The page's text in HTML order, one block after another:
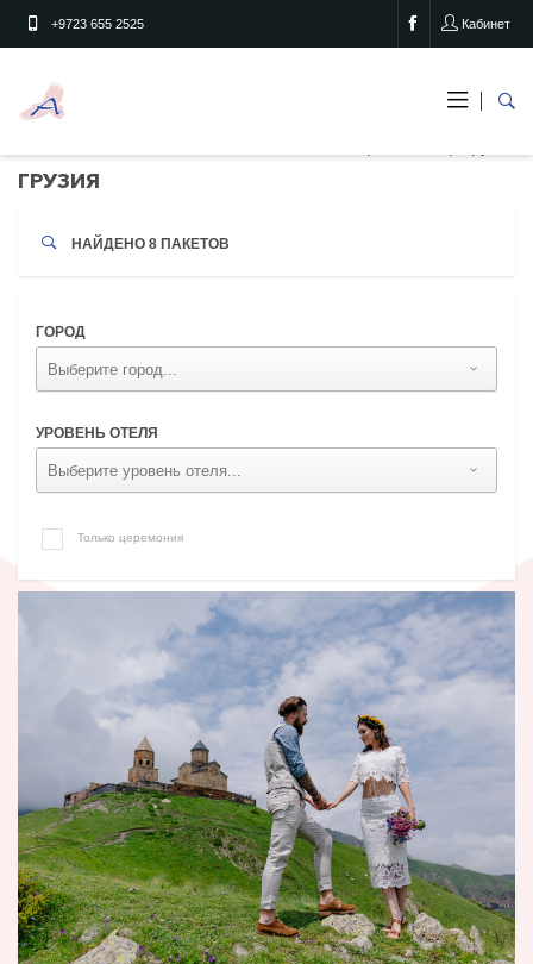
+9723 655 2525 Кабинет
ГРУЗИЯ
НАЙДЕНО 8 ПАКЕТОВ
ГОРОД
УРОВЕНЬ ОТЕЛЯ
Только церемония